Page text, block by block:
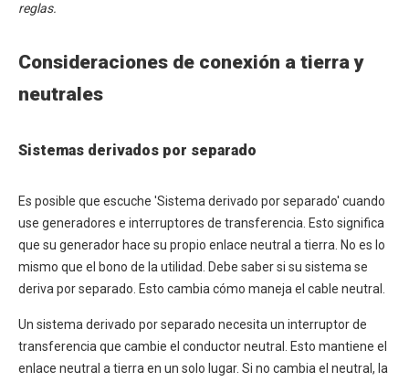
reglas.
Consideraciones de conexión a tierra y
neutrales
Sistemas derivados por separado
Es posible que escuche 'Sistema derivado por separado' cuando
use generadores e interruptores de transferencia. Esto significa
que su generador hace su propio enlace neutral a tierra. No es lo
mismo que el bono de la utilidad. Debe saber si su sistema se
deriva por separado. Esto cambia cómo maneja el cable neutral.
Un sistema derivado por separado necesita un interruptor de
transferencia que cambie el conductor neutral. Esto mantiene el
enlace neutral a tierra en un solo lugar. Si no cambia el neutral, la